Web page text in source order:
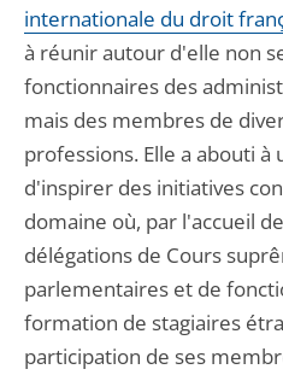
internationale du droit
à réunir autour d'elle non
fonctionnaires des
mais des membres de
professions. Elle a abouti à
d'inspirer des initiatives
domaine où, par l'accueil
délégations de Cours
parlementaires et de
formation de stagiaires
participation de ses